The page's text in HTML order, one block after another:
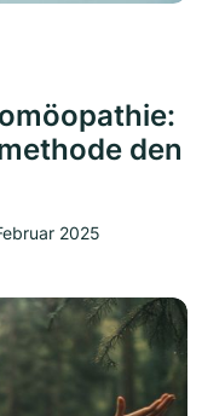
den
2025